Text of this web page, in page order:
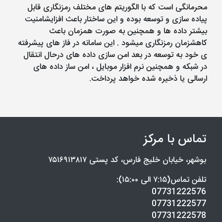
محرمانگی است که با الگوریتم های مختلف رمزنگاری قابل
پیاده سازی و توسعه بوده و این ساختار باعث افزایشامنیت
بیشتر داده ها و همچنین به صورت همزمان باعث
کاهشزمان رمزنگاری میشود . این سامانه در فاز های پیشرفته
ی خود به توسعه در بعد امن سازی داده های درحال انتقال
در شبکه و همچنین نرم افزار موبایل ، امن ساز داده های
ارسالی یا ذخیره شده خواهد پرداخت.
تماس با مرکز
بوشهر، خیابان خلیج فارس، کد پستی ۷۵۱۶۹۱۳۸۱۷
تلفن تماس(۷:۱۵ الی ۱۵:۰۰):
07731222576
07731222577
07731222578